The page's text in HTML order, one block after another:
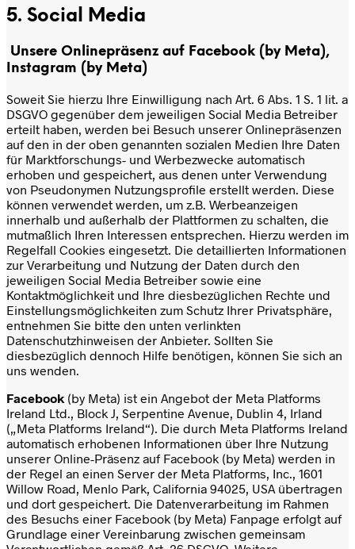
5. Social Media
Unsere Onlinepräsenz auf Facebook (by Meta),
Instagram (by Meta)
Soweit Sie hierzu Ihre Einwilligung nach Art. 6 Abs. 1 S. 1 lit. a
DSGVO gegenüber dem jeweiligen Social Media Betreiber
erteilt haben, werden bei Besuch unserer Onlinepräsenzen
auf den in der oben genannten sozialen Medien Ihre Daten
für Marktforschungs- und Werbezwecke automatisch
erhoben und gespeichert, aus denen unter Verwendung
von Pseudonymen Nutzungsprofile erstellt werden. Diese
können verwendet werden, um z.B. Werbeanzeigen
innerhalb und außerhalb der Plattformen zu schalten, die
mutmaßlich Ihren Interessen entsprechen. Hierzu werden im
Regelfall Cookies eingesetzt. Die detaillierten Informationen
zur Verarbeitung und Nutzung der Daten durch den
jeweiligen Social Media Betreiber sowie eine
Kontaktmöglichkeit und Ihre diesbezüglichen Rechte und
Einstellungsmöglichkeiten zum Schutz Ihrer Privatsphäre,
entnehmen Sie bitte den unten verlinkten
Datenschutzhinweisen der Anbieter. Sollten Sie
diesbezüglich dennoch Hilfe benötigen, können Sie sich an
uns wenden.
Facebook (by Meta) ist ein Angebot der Meta Platforms
Ireland Ltd., Block J, Serpentine Avenue, Dublin 4, Irland
(„Meta Platforms Ireland“). Die durch Meta Platforms Ireland
automatisch erhobenen Informationen über Ihre Nutzung
unserer Online-Präsenz auf Facebook (by Meta) werden in
der Regel an einen Server der Meta Platforms, Inc., 1601
Willow Road, Menlo Park, California 94025, USA übertragen
und dort gespeichert. Die Datenverarbeitung im Rahmen
des Besuchs einer Facebook (by Meta) Fanpage erfolgt auf
Grundlage einer Vereinbarung zwischen gemeinsam